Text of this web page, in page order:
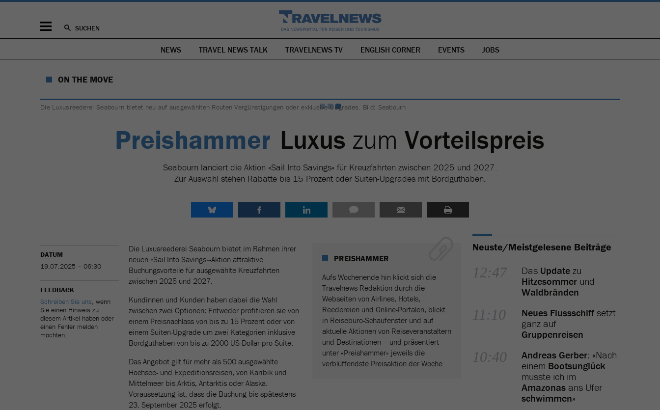
SUCHEN
NAVIGATION
ÜBERSPRINGEN
NEWS TRAVEL NEWS TALK TRAVELNEWS TV ENGLISH CORNER EVENTS JOBS
ON THE MOVE
Die Luxusreederei Seabourn bietet neu auf ausgewählten Routen Vergünstigungen oder exklusive Upgrades. Bild: Seabourn
Preishammer Luxus zumVorteilspreis
Seabourn lanciert die Aktion «Sail Into Savings» für Kreuzfahrten zwischen 2025 und 2027.
Zur Auswahl stehen Rabatte bis 15 Prozent oder Suiten-Upgrades mit Bordguthaben.
DATUM
19.07.2025 – 06:30
FEEDBACK
Schreiben Sie uns, wenn
Sie einen Hinweis zu
diesem Artikel haben oder
einen Fehler melden
möchten.
PREISHAMMER
Aufs Wochenende hin klickt sich die
Travelnews-Redaktion durch die
Webseiten von Airlines, Hotels,
Reedereien und Online-Portalen, blickt
in Reisebüro-Schaufenster und auf
aktuelle Aktionen von Reiseveranstaltern
und Destinationen – und präsentiert
unter «Preishammer» jeweils die
verblüffendste Preisaktion der Woche.
Die Luxusreederei Seabourn bietet im Rahmen ihrer
neuen «Sail Into Savings»-Aktion attraktive
Buchungsvorteile für ausgewählte Kreuzfahrten
zwischen 2025 und 2027.
Kundinnen und Kunden haben dabei die Wahl
zwischen zwei Optionen: Entweder profitieren sie von
einem Preisnachlass von bis zu 15 Prozent oder von
einem Suiten-Upgrade um zwei Kategorien inklusive
Bordguthaben von bis zu 2000 US-Dollar pro Suite.
Das Angebot gilt für mehr als 500 ausgewählte
Hochsee- und Expeditionsreisen, von Karibik und
Mittelmeer bis Arktis, Antarktis oder Alaska.
Voraussetzung ist, dass die Buchung bis spätestens
23. September 2025 erfolgt.
Neuste/Meistgelesene Beiträge
12:47 Das Update zu
Hitzesommer und
Waldbränden
11:10 Neues Flussschiff setzt
ganz auf
Gruppenreisen
10:40 Andreas Gerber: «Nach
einem Bootsunglück
musste ich im
Amazonas ans Ufer
schwimmen»